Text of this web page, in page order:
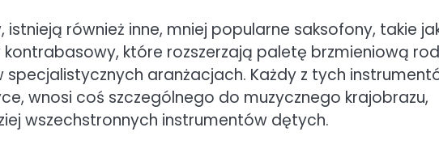
również inne, mniej popularne saksofony, takie
które rozszerzają paletę brzmieniową
specjalistycznych aranżacjach. Każdy z tych
wnosi coś szczególnego do muzycznego krajobrazu,
wszechstronnych instrumentów dętych.